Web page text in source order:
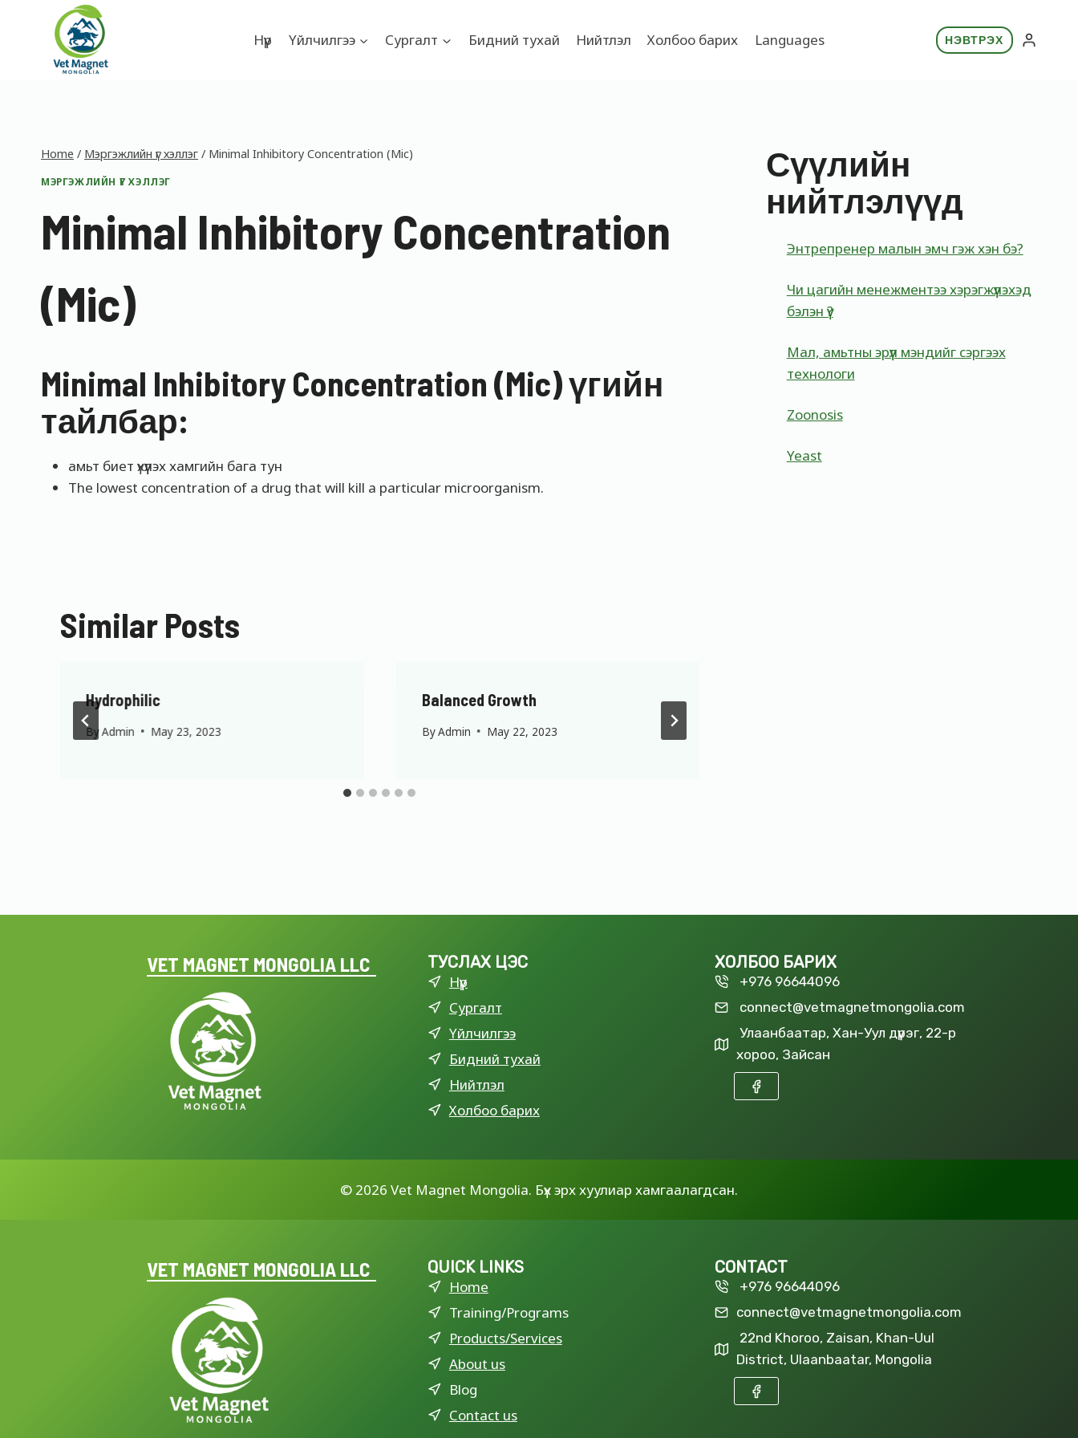
Нүүр Үйлчилгээ Сургалт Бидний тухай Нийтлэл Холбоо барих Languages НЭВТРЭХ
Home / Мэргэжлийн үг хэллэг / Minimal Inhibitory Concentration (Mic)
МЭРГЭЖЛИЙН ҮГ ХЭЛЛЭГ
Minimal Inhibitory Concentration
(Mic)
Minimal Inhibitory Concentration (Mic) үгийн
тайлбар:
амьт биет үхүүлэх хамгийн бага тун
The lowest concentration of a drug that will kill a particular microorganism.
Similar Posts
Hydrophilic
ByAdmin May 23, 2023
Balanced Growth
ByAdmin May 22, 2023
Сүүлийн
нийтлэлүүд
Энтрепренер малын эмч гэж хэн бэ?
Чи цагийн менежментээ хэрэгжүүлэхэд
бэлэн үү?
Мал, амьтны эрүүл мэндийг сэргээх
технологи
Zoonosis
Yeast
VET MAGNET MONGOLIA LLC ТУСЛАХ ЦЭС
Нүүр
Сургалт
Үйлчилгээ
Бидний тухай
Нийтлэл
Холбоо барих
ХОЛБОО БАРИХ
+976 96644096
connect@vetmagnetmongolia.com
Улаанбаатар, Хан-Уул дүүрэг, 22-р
хороо, Зайсан
© 2026 Vet Magnet Mongolia. Бүх эрх хуулиар хамгаалагдсан.
VET MAGNET MONGOLIA LLC QUICK LINKS
Home
Training/Programs
Products/Services
About us
Blog
Contact us
CONTACT
+976 96644096
connect@vetmagnetmongolia.com
22nd Khoroo, Zaisan, Khan-Uul
District, Ulaanbaatar, Mongolia